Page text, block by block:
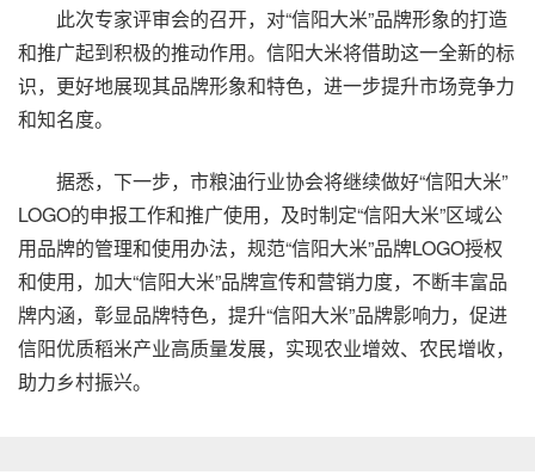
此次专家评审会的召开，对“信阳大米”品牌形象的打造
和推广起到积极的推动作用。信阳大米将借助这一全新的标
识，更好地展现其品牌形象和特色，进一步提升市场竞争力
和知名度。
据悉，下一步，市粮油行业协会将继续做好“信阳大米”
LOGO的申报工作和推广使用，及时制定“信阳大米”区域公
用品牌的管理和使用办法，规范“信阳大米”品牌LOGO授权
和使用，加大“信阳大米”品牌宣传和营销力度，不断丰富品
牌内涵，彰显品牌特色，提升“信阳大米”品牌影响力，促进
信阳优质稻米产业高质量发展，实现农业增效、农民增收，
助力乡村振兴。